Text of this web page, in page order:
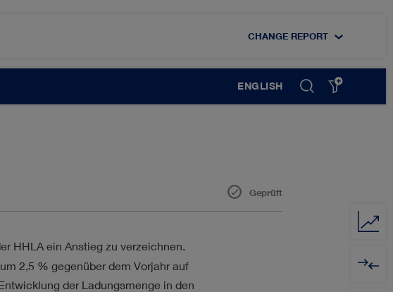
MITARBEITER
ENGLISH
CHANGE REPORT
Geprüft
HHLA ein Anstieg zu verzeichnen.
2,5 % gegenüber dem Vorjahr auf
der Ladungsmenge in den